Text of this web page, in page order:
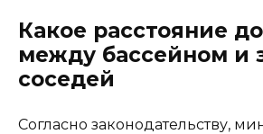
Какое расстояние
между бассейном и
соседей
Согласно законодательству,